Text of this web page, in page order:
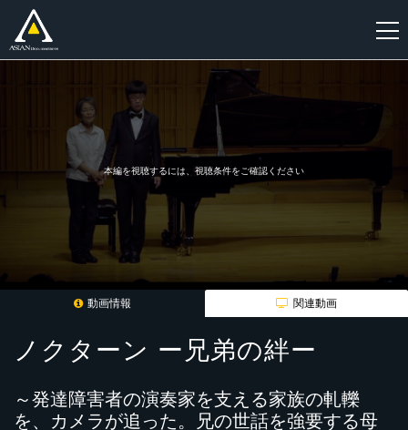
本編を視聴するには、視聴条件をご確認ください
動画情報 関連動画
ノクターン ー兄弟の絆ー
～発達障害者の演奏家を支える家族の軋轢
を、カメラが追った。兄の世話を強要する母